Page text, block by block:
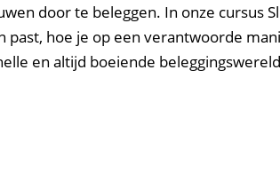
door te beleggen. In onze cursus
hoe je op een verantwoorde
en altijd boeiende